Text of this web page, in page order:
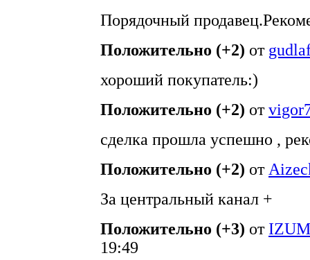
Порядочный
Положительно (+2) от
хороший покупатель:)
Положительно (+2) от
сделка прошла успешно ,
Положительно (+2) от
За центральный канал +
Положительно (+3) от
19:49